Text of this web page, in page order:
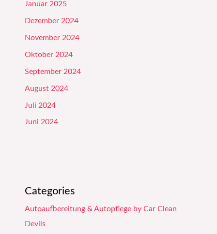
Januar 2025
Dezember 2024
November 2024
Oktober 2024
September 2024
August 2024
Juli 2024
Juni 2024
Categories
Autoaufbereitung & Autopflege by Car Clean
Devils